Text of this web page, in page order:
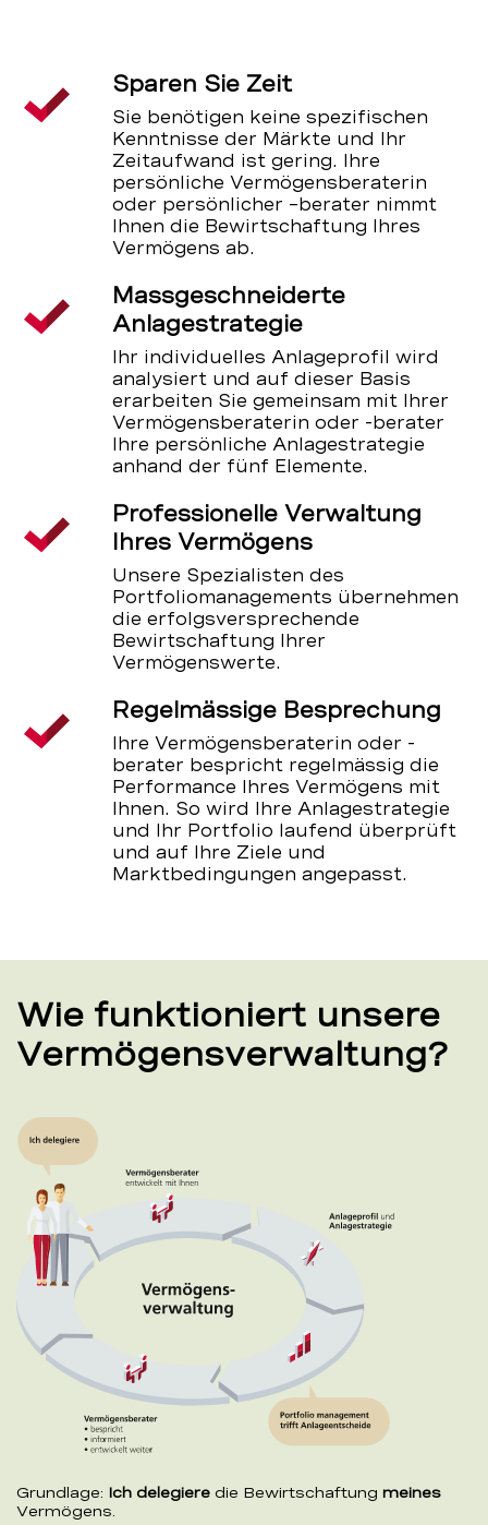
Sparen Sie Zeit
Sie benötigen keine spezifischen
Kenntnisse der Märkte und Ihr
Zeitaufwand ist gering. Ihre
persönliche Vermögensberaterin
oder persönlicher –berater nimmt
Ihnen die Bewirtschaftung Ihres
Vermögens ab.
Massgeschneiderte
Anlagestrategie
Ihr individuelles Anlageprofil wird
analysiert und auf dieser Basis
erarbeiten Sie gemeinsam mit Ihrer
Vermögensberaterin oder -berater
Ihre persönliche Anlagestrategie
anhand der fünf Elemente.
Professionelle Verwaltung
Ihres Vermögens
Unsere Spezialisten des
Portfoliomanagements übernehmen
die erfolgsversprechende
Bewirtschaftung Ihrer
Vermögenswerte.
Regelmässige Besprechung
Ihre Vermögensberaterin oder -
berater bespricht regelmässig die
Performance Ihres Vermögens mit
Ihnen. So wird Ihre Anlagestrategie
und Ihr Portfolio laufend überprüft
und auf Ihre Ziele und
Marktbedingungen angepasst.
Wie funktioniert unsere
Vermögensverwaltung?
Grundlage: Ich delegiere die Bewirtschaftung meines
Vermögens.